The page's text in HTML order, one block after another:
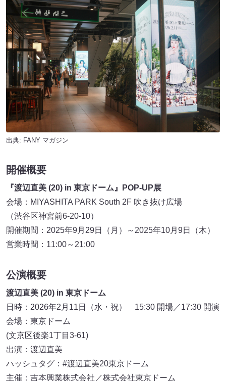
出典: FANY マガジン
開催概要
『渡辺直美 (20) in 東京ドーム』POP-UP展
会場：MIYASHITA PARK South 2F 吹き抜け広場
（渋谷区神宮前6-20-10）
開催期間：2025年9月29日（月）～2025年10月9日（木）
営業時間：11:00～21:00
公演概要
渡辺直美 (20) in 東京ドーム
日時：2026年2月11日（水・祝） 15:30 開場／17:30 開演
会場：東京ドーム
(文京区後楽1丁目3-61)
出演：渡辺直美
ハッシュタグ：#渡辺直美20東京ドーム
主催：吉本興業株式会社／株式会社東京ドーム